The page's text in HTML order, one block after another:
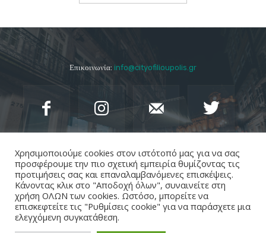
Επικοινωνία: info@cityofilioupolis.gr
Ακολουθήστε το cityofilioupolis.gr
Χρησιμοποιούμε cookies στον ιστότοπό μας για να σας
προσφέρουμε την πιο σχετική εμπειρία θυμίζοντας τις
προτιμήσεις σας και επαναλαμβανόμενες επισκέψεις.
Κάνοντας κλικ στο "Αποδοχή όλων", συναινείτε στη
χρήση ΟΛΩΝ των cookies. Ωστόσο, μπορείτε να
επισκεφτείτε τις "Ρυθμίσεις cookie" για να παράσχετε μια
ελεγχόμενη συγκατάθεση.